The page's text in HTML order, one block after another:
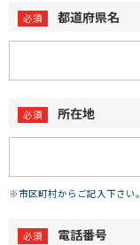
都道府県名
所在地
※市区町村からご記入下さい。
電話番号